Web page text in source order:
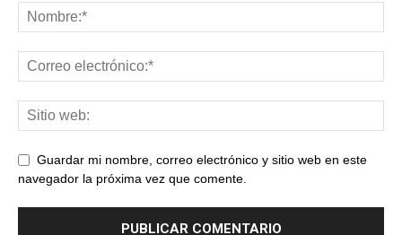
Guardar mi nombre, correo electrónico y sitio web en este
navegador la próxima vez que comente.